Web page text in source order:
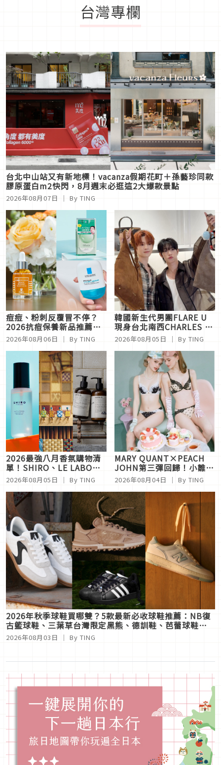
台灣專欄
台北中山站又有新地標！vacanza假期花町＋孫藝珍同款
膠原蛋白m2快閃，8月週末必逛這2大爆款景點
2026年08月07日 ｜ By TING
痘痘、粉刺反覆冒不停？
2026抗痘保養新品推薦！
Sisley、理膚寶水、
innisfree、Bifesta 4大爆
款一次看
2026年08月06日 ｜ By TING
韓國新生代男團FLARE U
現身台北南西CHARLES &
KEITH開幕！崔立于帶姜
玗進回台，中山站新光三越
擠爆粉絲！
2026年08月05日 ｜ By TING
2026最強八月香氛購物清
單！SHIRO、LE LABO、
Atelier Cologne新香太欠
收
2026年08月05日 ｜ By TING
MARY QUANT×PEACH
JOHN第三彈回歸！小雛菊
內衣、睡衣太美，秒殺「睡
眠內衣」復古甜辣女孩必收
2026年08月04日 ｜ By TING
2026年秋季球鞋買哪雙？5款最新必收球鞋推薦：NB復
古籃球鞋、三葉草台灣限定黑熊、德訓鞋、芭蕾球鞋一
次滿足
2026年08月03日 ｜ By TING